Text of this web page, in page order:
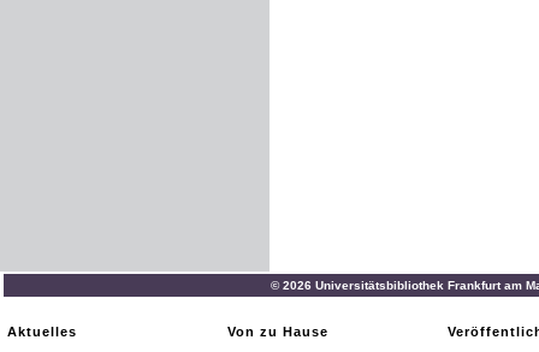
© 2026 Universitätsbibliothek Frankfurt am
Aktuelles
Von zu Hause